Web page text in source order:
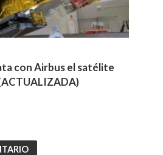
con Airbus el satélite